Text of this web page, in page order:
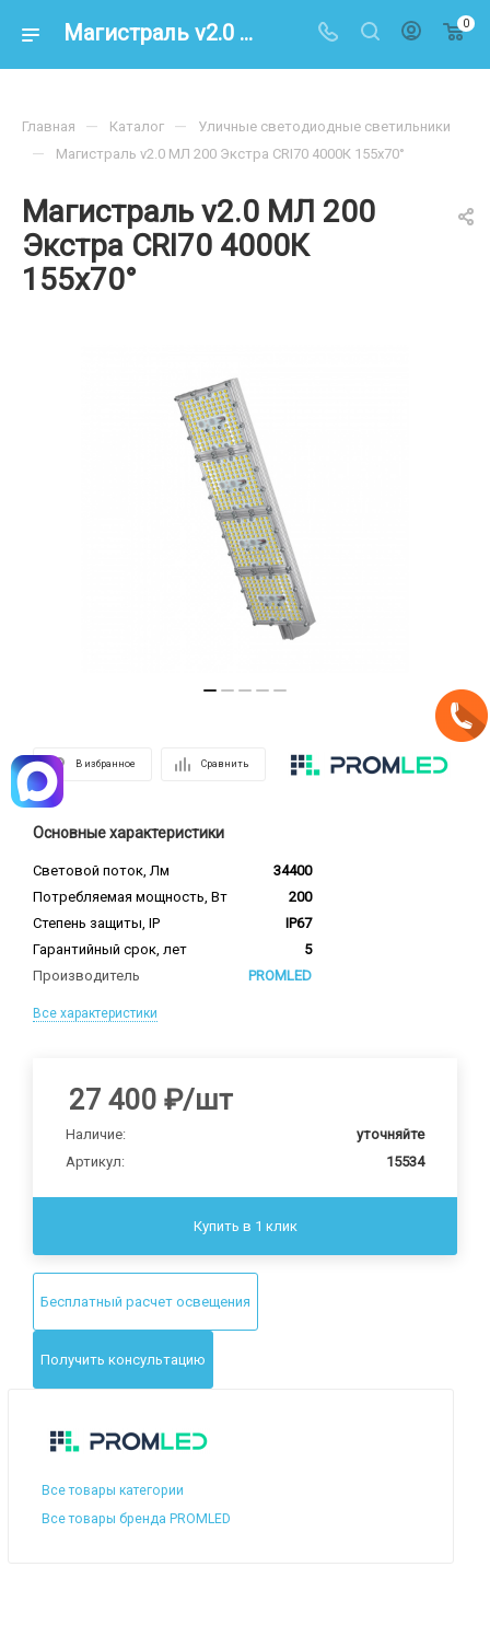
Магистраль v2.0 МЛ 200 Экстра CRI70 4000К 155х70° – купить по цене 26900.00 в интернет-магазине energoresurs-spb.ru 0
Магистраль v2.0 МЛ 200
Экстра CRI70 4000К
155х70°
Главная — Каталог — Уличные светодиодные светильники
— Магистраль v2.0 МЛ 200 Экстра CRI70 4000К 155х70°
В избранное Сравнить
Основные характеристики
Световой поток, Лм
34400
Потребляемая мощность, Вт
200
Степень защиты, IP
IP67
Гарантийный срок, лет
5
Производитель
PROMLED
Все характеристики
27 400 ₽/шт
Наличие:
уточняйте
Артикул:
15534
Купить в 1 клик
Бесплатный расчет освещения
Получить консультацию
Все товары категории
Все товары бренда PROMLED